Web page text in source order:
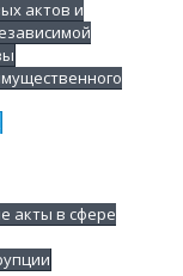
актов и
акты в сфере